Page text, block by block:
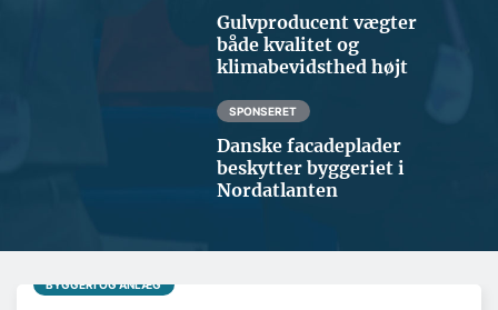
Gulvproducent vægter
både kvalitet og
klimabevidsthed højt
SPONSERET
Danske facadeplader
beskytter byggeriet i
Nordatlanten
BYGGERI OG ANLÆG